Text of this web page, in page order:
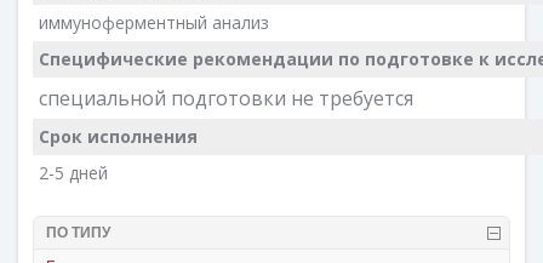
иммуноферментный анализ
Специфические рекомендации по подготовке к
специальной подготовки не требуется
Срок исполнения
2-5 дней
ПО ТИПУ